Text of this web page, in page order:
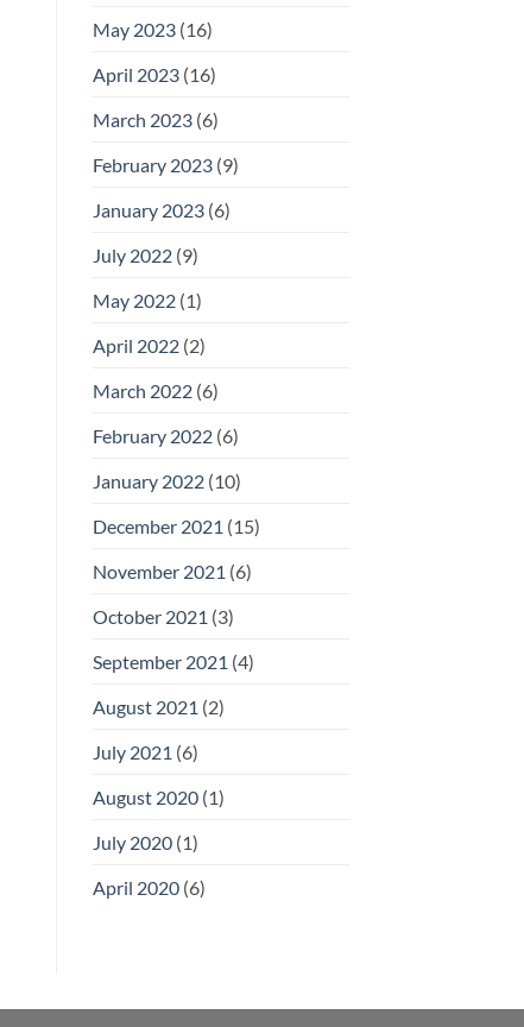
May 2023(16)
April 2023(16)
March 2023(6)
February 2023(9)
January 2023(6)
July 2022(9)
May 2022(1)
April 2022(2)
March 2022(6)
February 2022(6)
January 2022(10)
December 2021 (15)
November 2021 (6)
October 2021 (3)
September 2021 (4)
August 2021 (2)
July 2021 (6)
August 2020(1)
July 2020(1)
April 2020(6)